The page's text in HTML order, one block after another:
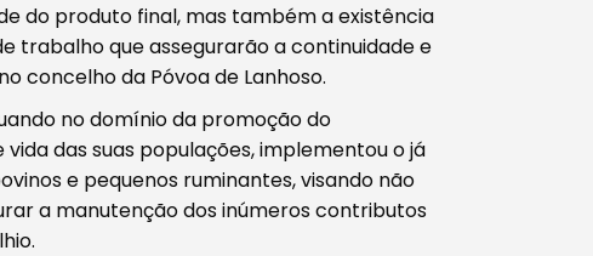
do produto final, mas também a existência
trabalho que assegurarão a continuidade e
concelho da Póvoa de Lanhoso.
no domínio da promoção do
das suas populações, implementou o já
e pequenos ruminantes, visando não
a manutenção dos inúmeros contributos